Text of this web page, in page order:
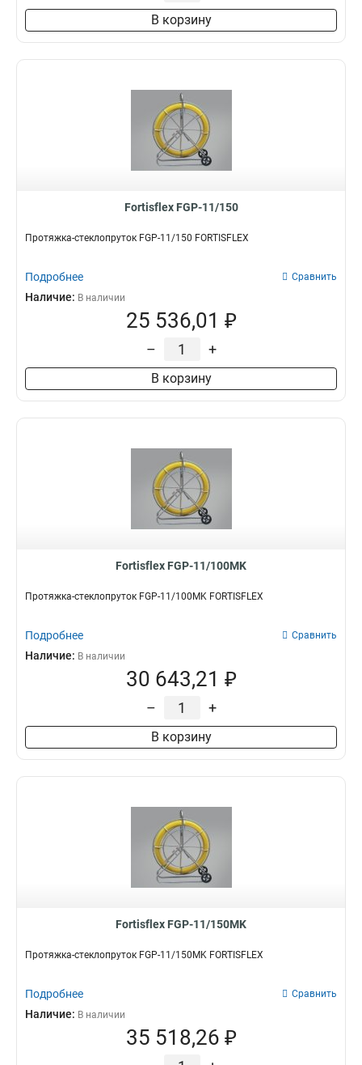
В корзину
Fortisflex FGP-11/150
Протяжка-стеклопруток FGP-11/150 FORTISFLEX
Подробнее Сравнить
Наличие: В наличии
25 536,01 ₽
– +
В корзину
Fortisflex FGP-11/100MK
Протяжка-стеклопруток FGP-11/100MK FORTISFLEX
Подробнее Сравнить
Наличие: В наличии
30 643,21 ₽
– +
В корзину
Fortisflex FGP-11/150MK
Протяжка-стеклопруток FGP-11/150MK FORTISFLEX
Подробнее Сравнить
Наличие: В наличии
35 518,26 ₽